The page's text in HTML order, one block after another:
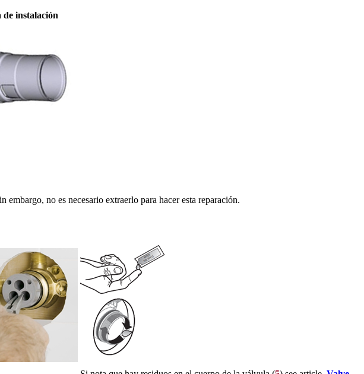
de instalación
embargo, no es necesario extraerlo para hacer esta reparación.